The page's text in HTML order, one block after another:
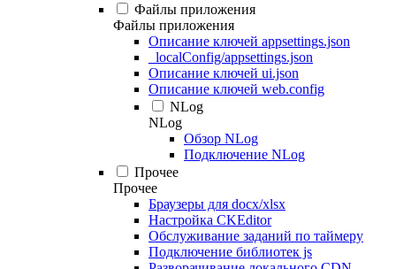
Файлы приложения
Файлы приложения
Описание ключей appsettings.json
_localConfig/appsettings.json
Описание ключей ui.json
Описание ключей web.config
NLog
NLog
Обзор NLog
Подключение NLog
Прочее
Прочее
Браузеры для docx/xlsx
Настройка CKEditor
Обслуживание заданий по таймеру
Подключение библиотек js